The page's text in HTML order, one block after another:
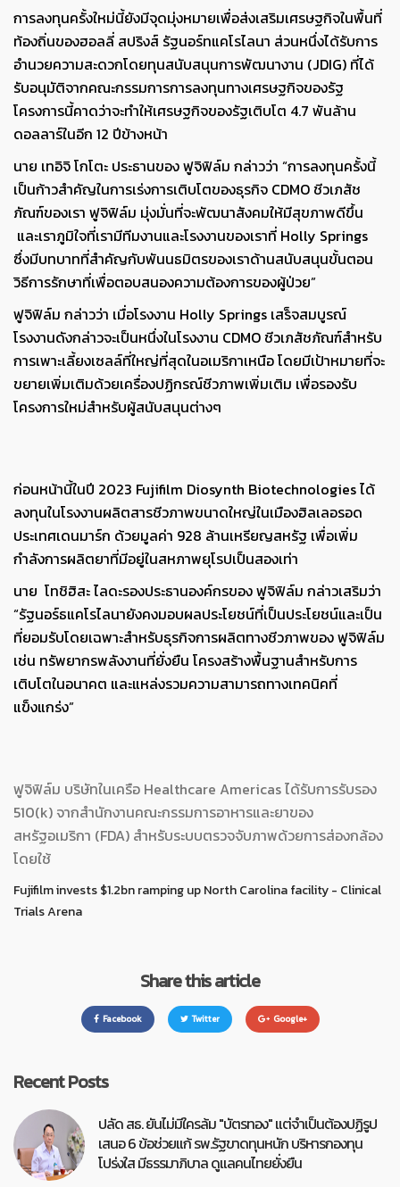
การลงทุนครั้งใหม่นี้ยังมีจุดมุ่งหมายเพื่อส่งเสริมเศรษฐกิจในพื้นที่
ท้องถิ่นของฮอลลี่ สปริงส์ รัฐนอร์ทแคโรไลนา ส่วนหนึ่งได้รับการ
อำนวยความสะดวกโดยทุนสนับสนุนการพัฒนางาน (JDIG) ที่ได้
รับอนุมัติจากคณะกรรมการการลงทุนทางเศรษฐกิจของรัฐ
โครงการนี้คาดว่าจะทำให้เศรษฐกิจของรัฐเติบโต 4.7 พันล้าน
ดอลลาร์ในอีก 12 ปีข้างหน้า
นาย เทอิจิ โกโตะ ประธานของ ฟูจิฟิล์ม กล่าวว่า “การลงทุนครั้งนี้
เป็นก้าวสำคัญในการเร่งการเติบโตของธุรกิจ CDMO ชีวเภสัช
ภัณฑ์ของเรา ฟูจิฟิล์ม มุ่งมั่นที่จะพัฒนาสังคมให้มีสุขภาพดีขึ้น
และเราภูมิใจที่เรามีทีมงานและโรงงานของเราที่ Holly Springs
ซึ่งมีบทบาทที่สำคัญกับพันนธมิตรของเราด้านสนับสนุนขั้นตอน
วิธีการรักษาที่เพื่อตอบสนองความต้องการของผู้ป่วย”
ฟูจิฟิล์ม กล่าวว่า เมื่อโรงงาน Holly Springs เสร็จสมบูรณ์
โรงงานดังกล่าวจะเป็นหนึ่งในโรงงาน CDMO ชีวเภสัชภัณฑ์สำหรับ
การเพาะเลี้ยงเซลล์ที่ใหญ่ที่สุดในอเมริกาเหนือ โดยมีเป้าหมายที่จะ
ขยายเพิ่มเติมด้วยเครื่องปฏิกรณ์ชีวภาพเพิ่มเติม เพื่อรองรับ
โครงการใหม่สำหรับผู้สนับสนุนต่างๆ
ก่อนหน้านี้ในปี 2023 Fujifilm Diosynth Biotechnologies ได้
ลงทุนในโรงงานผลิตสารชีวภาพขนาดใหญ่ในเมืองฮิลเลอรอด
ประเทศเดนมาร์ก ด้วยมูลค่า 928 ล้านเหรียญสหรัฐ เพื่อเพิ่ม
กำลังการผลิตยาที่มีอยู่ในสหภาพยุโรปเป็นสองเท่า
นาย โทชิฮิสะ ไลดะรองประธานองค์กรของ ฟูจิฟิล์ม กล่าวเสริมว่า
“รัฐนอร์ธแคโรไลนายังคงมอบผลประโยชน์ที่เป็นประโยชน์และเป็น
ที่ยอมรับโดยเฉพาะสำหรับธุรกิจการผลิตทางชีวภาพของ ฟูจิฟิล์ม
เช่น ทรัพยากรพลังงานที่ยั่งยืน โครงสร้างพื้นฐานสำหรับการ
เติบโตในอนาคต และแหล่งรวมความสามารถทางเทคนิคที่
แข็งแกร่ง”
ฟูจิฟิล์ม บริษัทในเครือ Healthcare Americas ได้รับการรับรอง
510(k) จากสำนักงานคณะกรรมการอาหารและยาของ
สหรัฐอเมริกา (FDA) สำหรับระบบตรวจจับภาพด้วยการส่องกล้อง
โดยใช้
Fujifilm invests $1.2bn ramping up North Carolina facility - Clinical
Trials Arena
Share this article
Facebook Twitter Google+
Recent Posts
ปลัด สธ. ยันไม่มีใครล้ม "บัตรทอง" แต่จำเป็นต้องปฏิรูป
เสนอ 6 ข้อช่วยแก้ รพ.รัฐขาดทุนหนัก บริหารกองทุน
โปร่งใส มีธรรมาภิบาล ดูแลคนไทยยั่งยืน